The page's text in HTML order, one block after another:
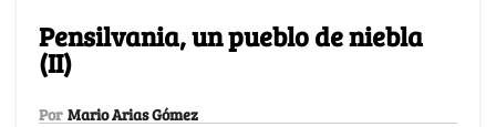
Pensilvania, un pueblo de niebla
(II)
Por Mario Arias Gómez